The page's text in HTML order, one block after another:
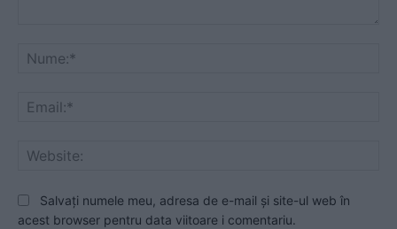
Salvați numele meu, adresa de e-mail și site-ul web în
acest browser pentru data viitoare i comentariu.